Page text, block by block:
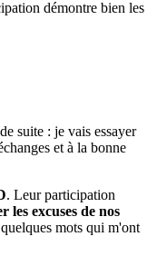
démontre bien les
suite : je vais essayer
et à la bonne
. Leur participation
les excuses de nos
mots qui m'ont